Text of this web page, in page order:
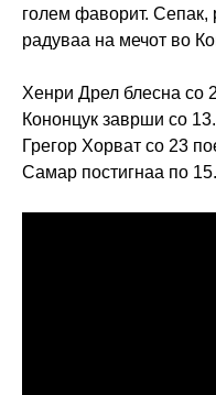
голем фаворит. Сепак,
радуваа на мечот во
Хенри Дрел блесна со
Кононцук заврши со
Грегор Хорват со 23
Самар постигнаа по 15.